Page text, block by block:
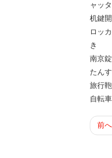
ャッ
机鍵
ロッ
き
南京
たん
旅行
自転
前へ